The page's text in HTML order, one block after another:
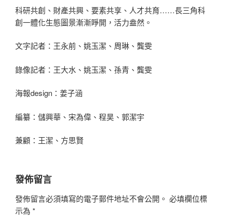
科研共創、財產共興、要素共享、人才共育……長三角科
創一體化生態圖景漸漸睜開，活力盎然。
文字記者：王永前、姚玉潔、周琳、龔雯
錄像記者：王大水、姚玉潔、孫青、龔雯
海報design：姜子涵
編纂：儲興華、宋為偉、程昊、郭潔宇
兼顧：王潔、方思賢
發佈留言
發佈留言必須填寫的電子郵件地址不會公開。 必填欄位標
示為 *